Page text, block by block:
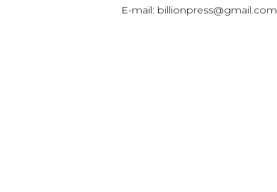
E-mail: billionpress@gmail.com